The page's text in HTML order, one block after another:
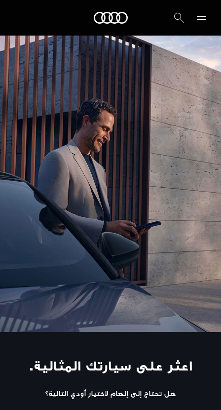
اعثر على سيارتك المثالية.
هل تحتاج إلى إلهام لاختيار أودي التالية؟